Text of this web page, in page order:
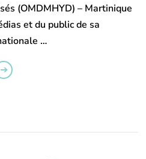
(OMDMHYD) – Martinique
et du public de sa
…